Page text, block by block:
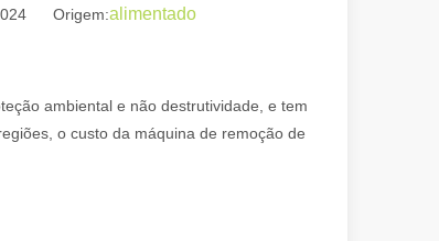
de marcação a laser emergiram como
Origem:alimentado
ambiental e não destrutividade, e tem
o custo da máquina de remoção de